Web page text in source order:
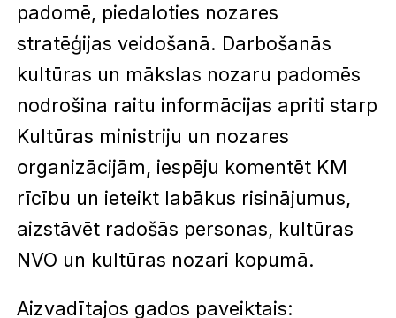
padomē, piedaloties nozares
stratēģijas veidošanā. Darbošanās
kultūras un mākslas nozaru padomēs
nodrošina raitu informācijas apriti starp
Kultūras ministriju un nozares
organizācijām, iespēju komentēt KM
rīcību un ieteikt labākus risinājumus,
aizstāvēt radošās personas, kultūras
NVO un kultūras nozari kopumā.
Aizvadītajos gados paveiktais: